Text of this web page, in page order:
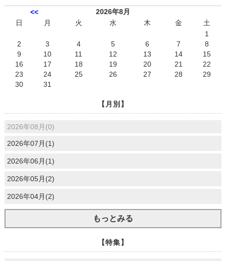
<<
2026年8月
日
月 火 水 木 金
土
1
2
3 4 5 6 7
8
9
10 11 12 13 14
15
16
17 18 19 20 21
22
23
24 25 26 27 28
29
30
31
【月別】
2026年08月(0)
2026年07月(1)
2026年06月(1)
2026年05月(2)
2026年04月(2)
もっとみる
【特集】